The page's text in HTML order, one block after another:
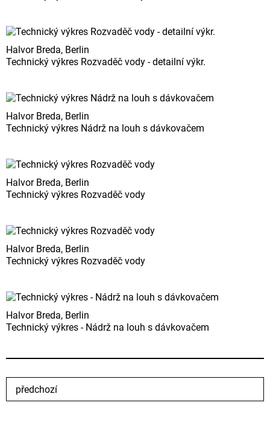
Halvor Breda, Berlin
Technický výkres Rozvaděč vody - detailní výkr.
Halvor Breda, Berlin
Technický výkres Nádrž na louh s dávkovačem
Halvor Breda, Berlin
Technický výkres Rozvaděč vody
Halvor Breda, Berlin
Technický výkres Rozvaděč vody
Halvor Breda, Berlin
Technický výkres - Nádrž na louh s dávkovačem
předchozí